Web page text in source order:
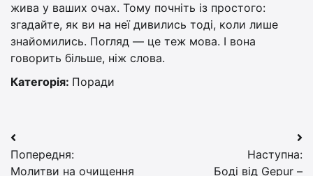
жива у ваших очах. Тому почніть із простого:
згадайте, як ви на неї дивились тоді, коли лише
знайомились. Погляд — це теж мова. І вона
говорить більше, ніж слова.
Категорія: Поради
Навігація
записів
Попередня:
Молитви на очищення
Наступна:
Боді від Gepur –